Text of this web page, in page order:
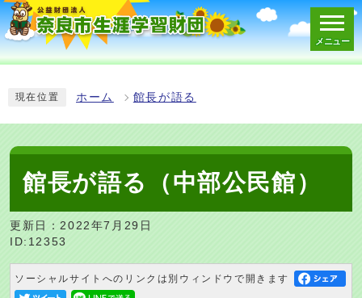
メニュー
現在位置 ホーム 館長が語る
館長が語る（中部公民館）
更新日：2022年7月29日
ID:12353
ソーシャルサイトへのリンクは別ウィンドウで開きます